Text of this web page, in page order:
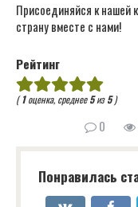
Присоединяйся к нашей
страну вместе с нами!
Рейтинг
(1оценка, среднее5из5)
0
Понравилась